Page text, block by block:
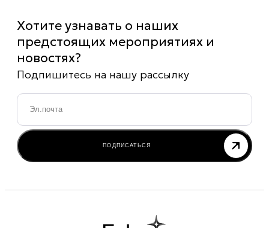
Хотите узнавать о наших
предстоящих мероприятиях и
новостях?
Подпишитесь на нашу рассылку
Email
ПОДПИСАТЬСЯ